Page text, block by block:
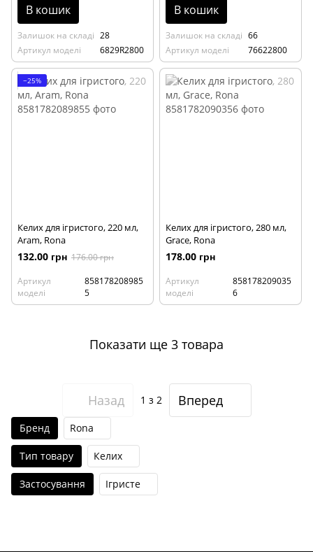
В кошик
Залишок на складі 28
Артикул моделі
6829R2800
В кошик
Залишок на складі 66
Артикул моделі
76622800
−25%
Келих для ігристого, 220 мл,
Aram, Rona
132.00 грн 176.00 грн
Артикул
моделі
858178208985
5
Келих для ігристого, 280 мл,
Grace, Rona
178.00 грн
Артикул
моделі
858178209035
6
Показати ще 3 товара
Назад 1 з 2 Вперед
Бренд Rona
Тип товару Келих
Застосування Ігристе